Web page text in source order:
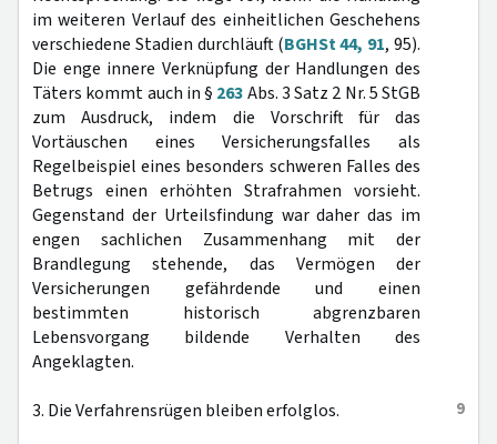
im weiteren Verlauf des einheitlichen Geschehens
verschiedene Stadien durchläuft (BGHSt 44, 91, 95).
Die enge innere Verknüpfung der Handlungen des
Täters kommt auch in § 263Abs. 3 Satz 2 Nr. 5 StGB
zum Ausdruck, indem die Vorschrift für das
Vortäuschen eines Versicherungsfalles als
Regelbeispiel eines besonders schweren Falles des
Betrugs einen erhöhten Strafrahmen vorsieht.
Gegenstand der Urteilsfindung war daher das im
engen sachlichen Zusammenhang mit der
Brandlegung stehende, das Vermögen der
Versicherungen gefährdende und einen
bestimmten historisch abgrenzbaren
Lebensvorgang bildende Verhalten des
Angeklagten.
9
3. Die Verfahrensrügen bleiben erfolglos.